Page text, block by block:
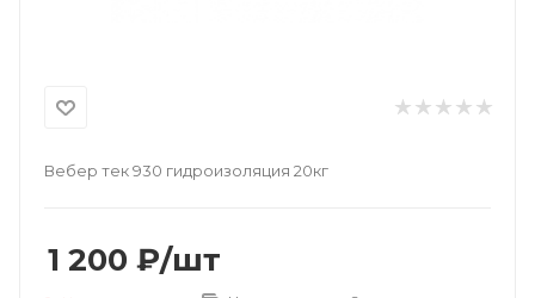
Вебер тек 930 гидроизоляция 20кг
1 200 ₽/шт